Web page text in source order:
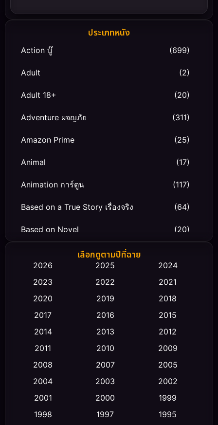
ประเภทหนัง
Action บู๊ (699)
Adult (2)
Adult 18+ (20)
Adventure ผจญภัย (311)
Amazon Prime (25)
Animal (17)
Animation การ์ตูน (117)
Based on a True Story เรื่องจริง (64)
Based on Novel (20)
Biography ชีวิตจริง
Classic หนังคลาสสิก (23)
Comedy ตลก (449)
Conspiracy
Crime อาชญากรรม (343)
เลือกดูตามปีที่ฉาย
2026 2025
2024
2023
2022
2021
2020
2019
2018
2017
2016
2015
2014
2013
2012
2011
2010
2009
2008
2007
2005
2004
2003
2002
2001
2000
1999
1998
1997
1995